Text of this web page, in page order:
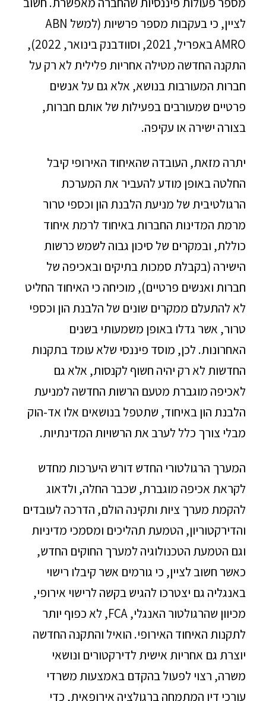
לציין, כי בעקבות מספר פרשיות (למשל ABN
AMRO באפריל, 2021, וסוודבנק בינואר, 2022),
התקנה החדשה מטילה אחריות פלילית לא רק על
חברות המעורבות בנושא, אלא גם על אנשים
פרטיים שמעורבים בפעילות של אותם חברות,
בצורה ישירה או עקיפה.
יתרה מזאת, העובדה שהאיחוד האירופי קיבל
החלטה באופן מודע להעביר את המערכת
הרגולטיבית של מניעת הלבנת הון וכספי טרור
מרמת המדינות החברות באיחוד לרמת איחוד
כוללת, ובמקרים של סיכון גבוה לשמש כרשות
הישירה (בקבלת סמכות בתיקים ובאכיפה של
חברות ואנשים פרטיים), מוכיחה כי האיחוד החליט
לא להתעלם ממקרים שונים של הלבנת הון וכספי
טרור, אשר גדלו באופן משמעותי בשנים
האחרונות. לכן, מוסד פיננסי שלא עומד בתקנות
החדשות לא רק יהיה חשוף לקנסות, אלא גם
לאכיפה מוגברת מטעם הרשות החדשה למניעת
הלבנת הון באיחוד, שתטפל בנושאים אלו אד-הוק
מבלי צורך כלל לערב את הרשויות המדינתיות.
המערך הרגולטורי החדש דורש היערכות מחדש
לקראת אכיפה מוגברת, שכבר החלה, ולדאוג
להקמת מערך ציות ותקינה הולם, הדרכה לעובדים
והדירקטוריון, הטמעת תהליכים ומסמכי מדיניות
וגם הטמעת הטכנולוגיה למערך החוקים החדש,
כאשר חשוב לציין, כי גורמים אשר קיבלו רישוי
באנגליה גם יצטרכו להגיש בקשה לרישוי אירופי,
מכיוון שהרגולטור האנגלי, FCA, לא כפוף יותר
לתקנות האיחוד האירופי. הואיל והתקנה החדשה
יוצרת גם אחריות אישית לדירקטורים ונושאי
משרה, רצוי לפעול בהקדם באמצעות משרדי
עורכי דין המתמחה ברגולציה אירופאית, כדי